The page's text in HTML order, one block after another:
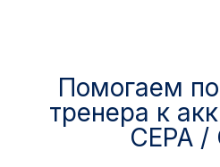
Помогаем
тренера к
CEPA /